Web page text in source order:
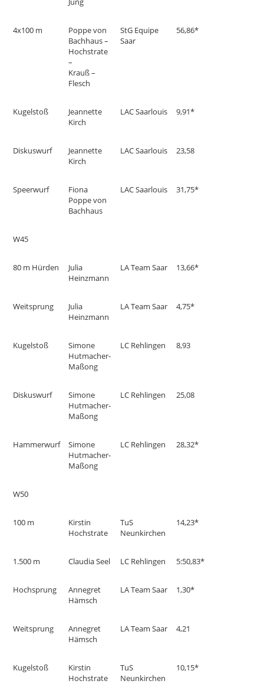
4x100 m
Poppe von
Bachhaus –
Hochstrate
–
Krauß –
Flesch
StG Equipe
Saar
56,86*
Kugelstoß
Jeannette
Kirch
LAC Saarlouis 9,91*
Diskuswurf
Jeannette
Kirch
LAC Saarlouis 23,58
Speerwurf
Fiona
Poppe von
Bachhaus
LAC Saarlouis 31,75*
W45
80 m Hürden
Julia
Heinzmann
LA Team Saar 13,66*
Weitsprung
Julia
Heinzmann
LA Team Saar 4,75*
Kugelstoß
Simone
Hutmacher-
Maßong
LC Rehlingen 8,93
Diskuswurf
Simone
Hutmacher-
Maßong
LC Rehlingen 25,08
Hammerwurf
Simone
Hutmacher-
Maßong
LC Rehlingen 28,32*
W50
100 m
Kirstin
Hochstrate
TuS
Neunkirchen
14,23*
1.500 m Claudia Seel LC Rehlingen 5:50,83*
Hochsprung
Annegret
Hämsch
LA Team Saar 1,30*
Weitsprung
Annegret
Hämsch
LA Team Saar 4,21
Kugelstoß
Kirstin
Hochstrate
TuS
Neunkirchen
10,15*